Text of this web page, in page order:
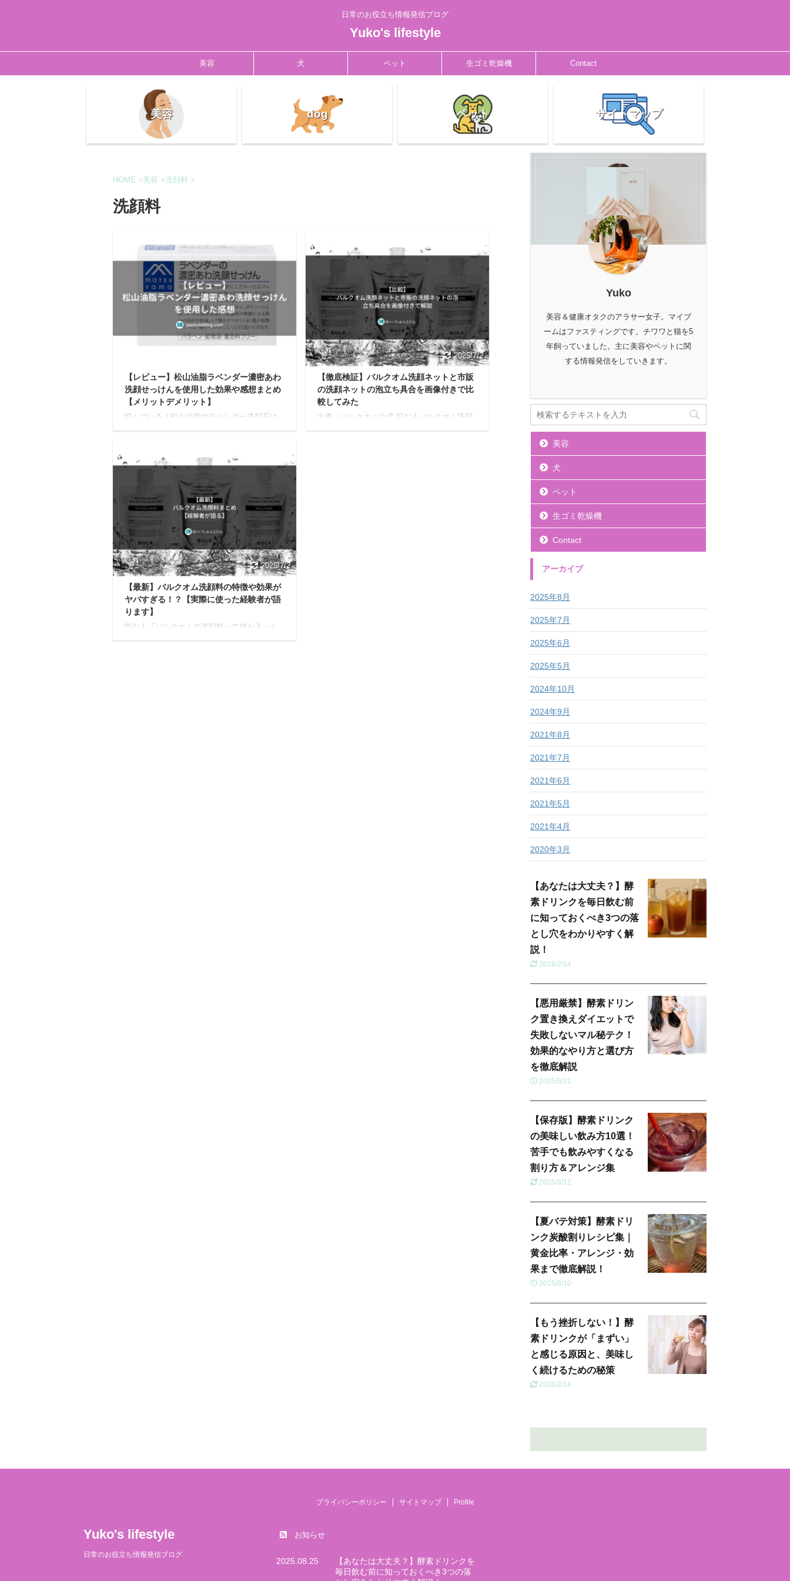
日常のお役立ち情報発信ブログ
Yuko's lifestyle
美容 犬 ペット 生ゴミ乾燥機 Contact
美容 dog ペット サイトマップ
HOME >美容 >洗顔料 >
洗顔料
【レビュー】松山油脂ラベンダー濃密あわ
洗顔せっけんを使用した効果や感想まとめ
【メリットデメリット】
悩んでいる人松山油脂のラベンダー洗顔石け
ラベンダー洗顔石けんの全成分 筆者が実際に
使用して感じたメリットとデメリット 松山油
脂のラベンダー洗顔石けんの実際口コミ 私自
身もつい先日まで、『お肌に優しい洗顔石け
んがないかなー』と探していました。 そして
ネットの口コミ等を参考に、松山油脂のラベ
ンダー洗顔石けんが気になったので、思い切
って購入に踏み切ることに。 結論から先に言
うと、使用して ...
2025/7/2
【徹底検証】バルクオム洗顔ネットと市販
の洗顔ネットの泡立ち具合を画像付きで比
較してみた
出典：バルクオム公式 悩む人バルクオム洗顔
2025/7/2
【最新】バルクオム洗顔料の特徴や効果が
ヤバすぎる！？【実際に使った経験者が語
ります】
悩む人『バルクオムの洗顔料って何が入っと
Yuko
美容＆健康オタクのアラサー女子。マイブ
ームはファスティングです。チワワと猫を5
年飼っていました。主に美容やペットに関
する情報発信をしていきます。
美容
犬
ペット
生ゴミ乾燥機
Contact
アーカイブ
2025年8月
2025年7月
2025年6月
2025年5月
2024年10月
2024年9月
2021年8月
2021年7月
2021年6月
2021年5月
2021年4月
2020年3月
【あなたは大丈夫？】酵
素ドリンクを毎日飲む前
に知っておくべき3つの落
とし穴をわかりやすく解
説！
2026/2/14
【悪用厳禁】酵素ドリン
ク置き換えダイエットで
失敗しないマル秘テク！
効果的なやり方と選び方
を徹底解説
2025/8/21
【保存版】酵素ドリンク
の美味しい飲み方10選！
苦手でも飲みやすくなる
割り方＆アレンジ集
2025/8/12
【夏バテ対策】酵素ドリ
ンク炭酸割りレシピ集｜
黄金比率・アレンジ・効
果まで徹底解説！
2025/8/10
【もう挫折しない！】酵
素ドリンクが「まずい」
と感じる原因と、美味し
く続けるための秘策
2026/2/14
プライバシーポリシー サイトマップ Profile
お知らせ
2025.08.25
【あなたは大丈夫？】酵素ドリンクを
毎日飲む前に知っておくべき3つの落
Yuko's lifestyle
日常のお役立ち情報発信ブログ